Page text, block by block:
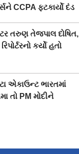
CCPA ફટકાર્યો દંડ
તરુણ તેજપાલ દોષિત,
કર્યો હતો
એકાઉન્ટ ભારતમાં
તો PM મોદીને